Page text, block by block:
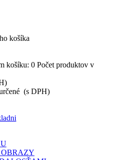
košíka
košíku: 0 Počet produktov v
(s DPH)